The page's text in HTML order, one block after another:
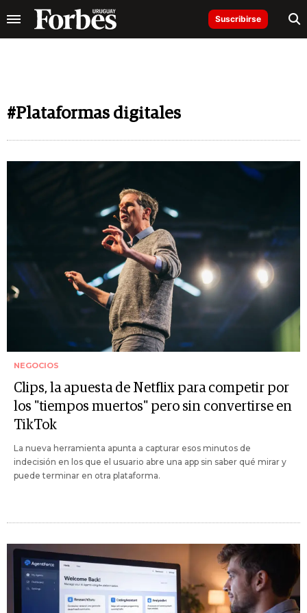
Suscribirse
#Plataformas digitales
NEGOCIOS
Clips, la apuesta de Netflix para competir por
los "tiempos muertos" pero sin convertirse en
TikTok
La nueva herramienta apunta a capturar esos minutos de
indecisión en los que el usuario abre una app sin saber qué mirar y
puede terminar en otra plataforma.